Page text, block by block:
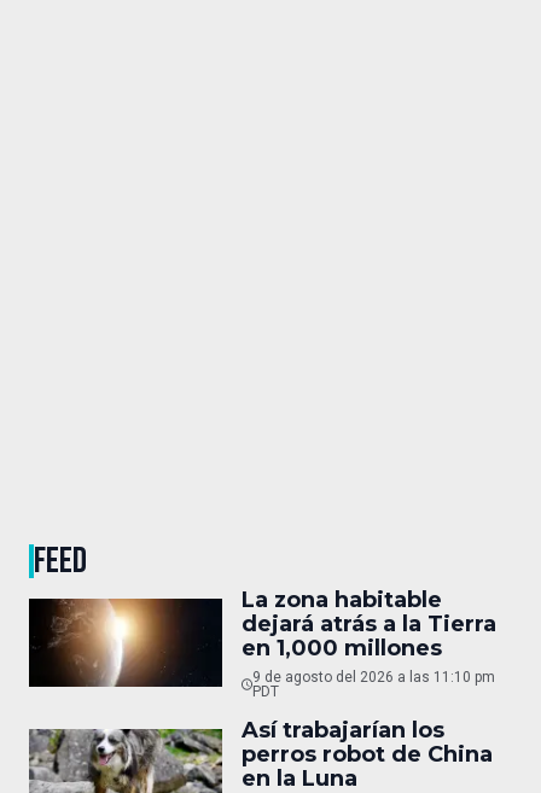
FEED
La zona habitable
dejará atrás a la Tierra
en 1,000 millones
9 de agosto del 2026 a las 11:10 pm
PDT
Así trabajarían los
perros robot de China
en la Luna